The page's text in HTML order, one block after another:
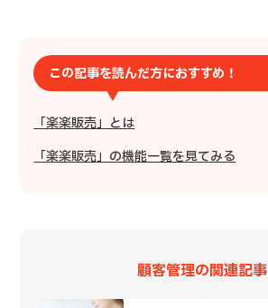
この記事を読んだ方におすすめ！
「楽楽販売」とは
「楽楽販売」の機能一覧を見てみる
顧客管理の関連記事